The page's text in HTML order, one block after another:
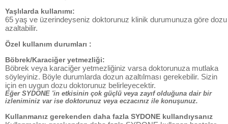
Yaşlılarda kullanımı:
65 yaş ve üzerindeyseniz doktorunuz klinik durumunuza göre dozu
azaltabilir.
Özel kullanım durumları :
Böbrek/Karaciğer yetmezliği:
Böbrek veya karaciğer yetmezliğiniz varsa doktorunuza mutlaka
söyleyiniz. Böyle durumlarda dozun azaltılması gerekebilir. Sizin
için en uygun dozu doktorunuz belirleyecektir.
Eğer SYDONE 'in etkisinin çok güçlü veya zayıf olduğuna dair bir
izleniminiz var ise doktorunuz veya eczacınız ile konuşunuz.
Kullanmanız gerekenden daha fazla SYDONE kullandıysanız